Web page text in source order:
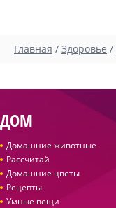
Главная / Здоровье /
ДОМ
Домашние животные
Рассчитай
Домашние цветы
Рецепты
Умные вещи